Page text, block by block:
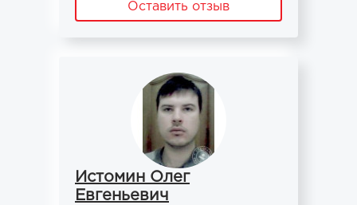
Оставить отзыв
Истомин Олег
Евгеньевич